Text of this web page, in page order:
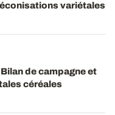
variétales
de campagne et
céréales